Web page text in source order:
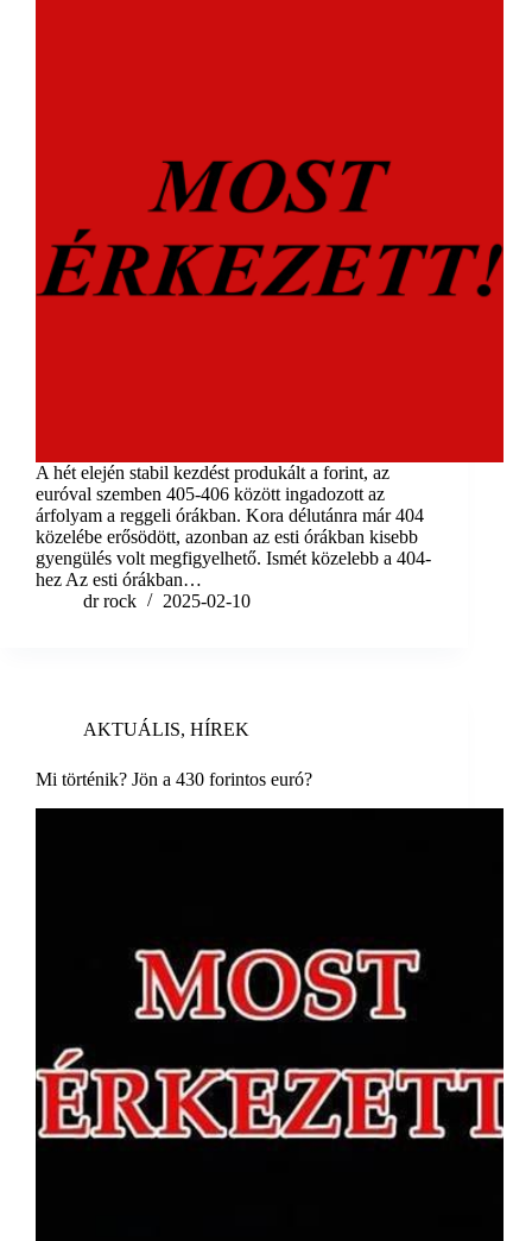
A hét elején stabil kezdést produkált a forint, az
euróval szemben 405-406 között ingadozott az
árfolyam a reggeli órákban. Kora délutánra már 404
közelébe erősödött, azonban az esti órákban kisebb
gyengülés volt megfigyelhető. Ismét közelebb a 404-
hez Az esti órákban…
dr rock
2025-02-10
AKTUÁLIS, HÍREK
Mi történik? Jön a 430 forintos euró?